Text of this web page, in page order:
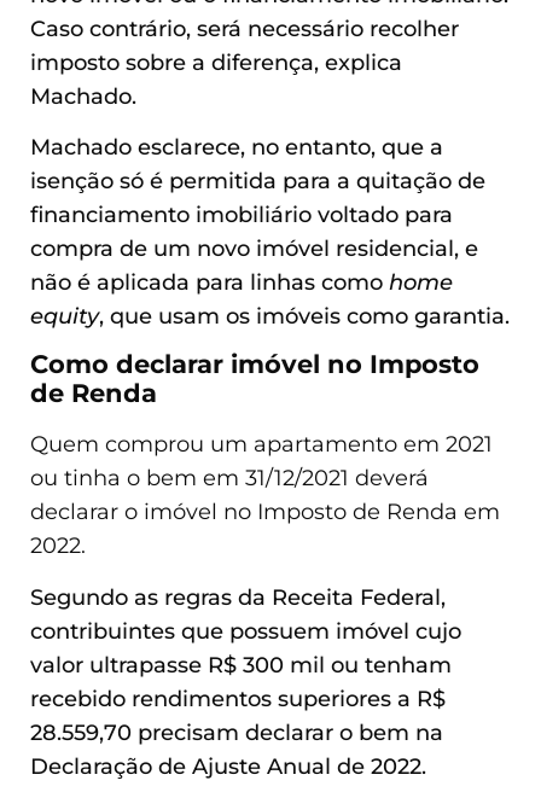
Caso contrário, será necessário recolher
imposto sobre a diferença, explica
Machado.
Machado esclarece, no entanto, que a
isenção só é permitida para a quitação de
financiamento imobiliário voltado para
compra de um novo imóvel residencial, e
não é aplicada para linhas como home
equity, que usam os imóveis como garantia.
Como declarar imóvel no Imposto
de Renda
Quem comprou um apartamento em 2021
ou tinha o bem em 31/12/2021 deverá
declarar o imóvel no Imposto de Renda em
2022.
Segundo as regras da Receita Federal,
contribuintes que possuem imóvel cujo
valor ultrapasse R$ 300 mil ou tenham
recebido rendimentos superiores a R$
28.559,70 precisam declarar o bem na
Declaração de Ajuste Anual de 2022.